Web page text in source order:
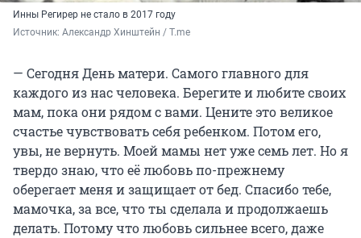
Инны Регирер не стало в 2017 году
Источник: Александр Хинштейн / T.me
— Сегодня День матери. Самого главного для
каждого из нас человека. Берегите и любите своих
мам, пока они рядом с вами. Цените это великое
счастье чувствовать себя ребенком. Потом его,
увы, не вернуть. Моей мамы нет уже семь лет. Но я
твердо знаю, что её любовь по-прежнему
оберегает меня и защищает от бед. Спасибо тебе,
мамочка, за все, что ты сделала и продолжаешь
делать. Потому что любовь сильнее всего, даже